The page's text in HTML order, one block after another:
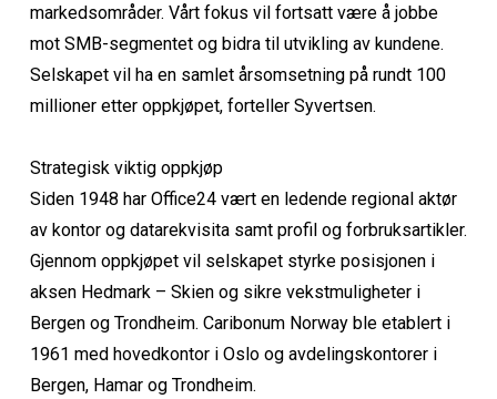
markedsområder. Vårt fokus vil fortsatt være å jobbe
mot SMB-segmentet og bidra til utvikling av kundene.
Selskapet vil ha en samlet årsomsetning på rundt 100
millioner etter oppkjøpet, forteller Syvertsen.
Strategisk viktig oppkjøp
Siden 1948 har Office24 vært en ledende regional aktør
av kontor og datarekvisita samt profil og forbruksartikler.
Gjennom oppkjøpet vil selskapet styrke posisjonen i
aksen Hedmark – Skien og sikre vekstmuligheter i
Bergen og Trondheim. Caribonum Norway ble etablert i
1961 med hovedkontor i Oslo og avdelingskontorer i
Bergen, Hamar og Trondheim.